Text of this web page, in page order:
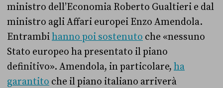
ministro dell’Economia Roberto Gualtieri e dal
ministro agli Affari europei Enzo Amendola.
Entrambihanno poi sostenuto che «nessuno
Stato europeo ha presentato il piano
definitivo». Amendola, in particolare, ha
garantito che il piano italiano arriverà